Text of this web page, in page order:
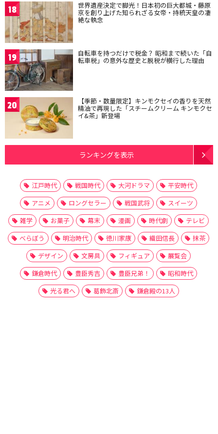
18 世界遺産決定で脚光！日本初の巨大都城・藤原
京を創り上げた知られざる女帝・持統天皇の凄
絶な執念
19 自転車を持つだけで税金？ 昭和まで続いた「自
転車税」の意外な歴史と脱税が横行した理由
20 【季節・数量限定】キンモクセイの香りを天然
精油で再現した「スチームクリーム キンモクセ
イ&茶」新登場
ランキングを表示
江戸時代 戦国時代 大河ドラマ
平安時代
アニメ
ロングセラー 戦国武将
スイーツ
雑学
お菓子 幕末 漫画 時代劇
テレビ
べらぼう
明治時代 徳川家康 織田信長
抹茶
デザイン
文房具 フィギュア
展覧会
鎌倉時代
豊臣秀吉 豊臣兄弟！
昭和時代
光る君へ
葛飾北斎 鎌倉殿の13人